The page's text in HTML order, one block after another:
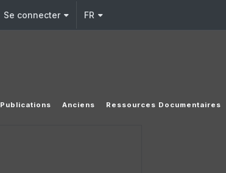
Se connecter FR
Publications Anciens Ressources Documentaires